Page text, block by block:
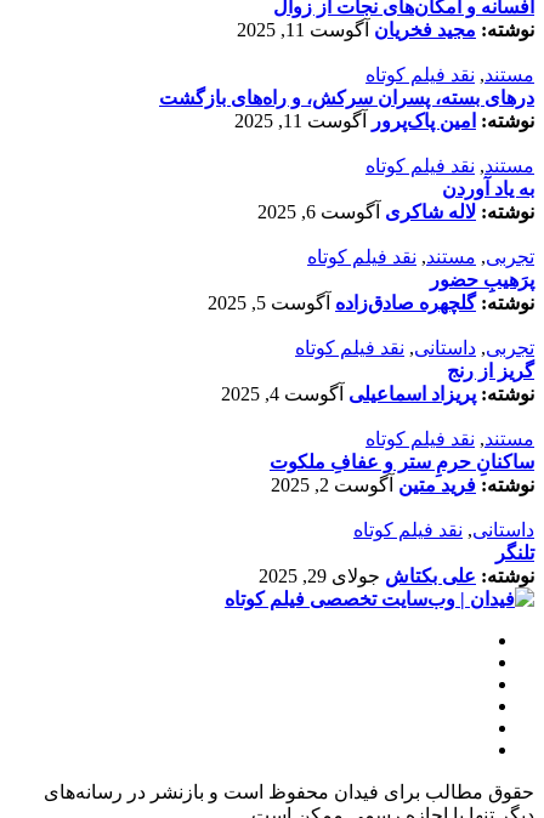
افسانه‌ و امکان‌های نجات از زوال
نوشته: مجید فخریان آگوست 11, 2025
مستند, نقد فیلم کوتاه
درهای بسته، پسران سرکش، و راه‌های بازگشت
نوشته: امین پاک‌پرور آگوست 11, 2025
مستند, نقد فیلم کوتاه
به یاد آوردن
نوشته: لاله شاکری آگوست 6, 2025
تجربی, مستند, نقد فیلم کوتاه
پرَهیب‌ِ حضور
نوشته:گلچهره صادق‌زاده آگوست 5, 2025
تجربی, داستانی, نقد فیلم کوتاه
گریز از رنج
نوشته: پریزاد اسماعیلی آگوست 4, 2025
مستند, نقد فیلم کوتاه
ساکنانِ حرمِ ستر و عفافِ ملکوت
نوشته: فرید متین آگوست 2, 2025
داستانی, نقد فیلم کوتاه
تلنگر
نوشته: علی بکتاش جولای 29, 2025
حقوق مطالب برای فیدان محفوظ است و بازنشر در رسانه‌های